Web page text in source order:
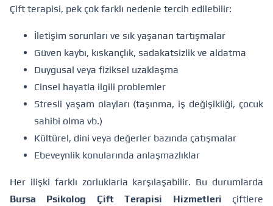
Çift terapisi, pek çok farklı nedenle tercih edilebilir:
İletişim sorunları ve sık yaşanan tartışmalar
Güven kaybı, kıskançlık, sadakatsizlik ve aldatma
Duygusal veya fiziksel uzaklaşma
Cinsel hayatla ilgili problemler
Stresli yaşam olayları (taşınma, iş değişikliği, çocuk
sahibi olma vb.)
Kültürel, dini veya değerler bazında çatışmalar
Ebeveynlik konularında anlaşmazlıklar
Her ilişki farklı zorluklarla karşılaşabilir. Bu durumlarda
Bursa Psikolog Çift Terapisi Hizmetleri çiftlere